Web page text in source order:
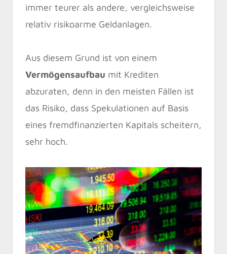
immer teurer als andere, vergleichsweise
relativ risikoarme Geldanlagen.
Aus diesem Grund ist von einem
Vermögensaufbau mit Krediten
abzuraten, denn in den meisten Fällen ist
das Risiko, dass Spekulationen auf Basis
eines fremdfinanzierten Kapitals scheitern,
sehr hoch.